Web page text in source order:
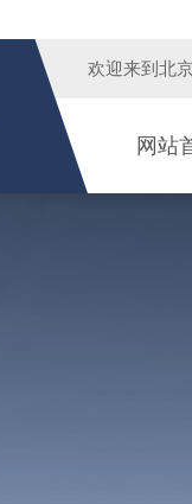
欢迎来到 北
网站